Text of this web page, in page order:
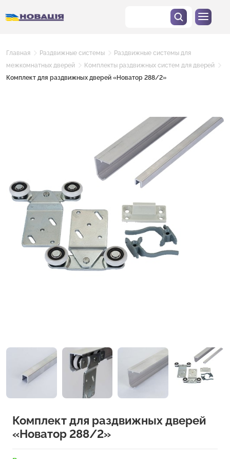
Главная Раздвижные системы
Раздвижные системы для
межкомнатных дверей
Комплекты раздвижных систем для дверей
Комплект для раздвижных дверей «Новатор 288/2»
Комплект для раздвижных дверей
«Новатор 288/2»